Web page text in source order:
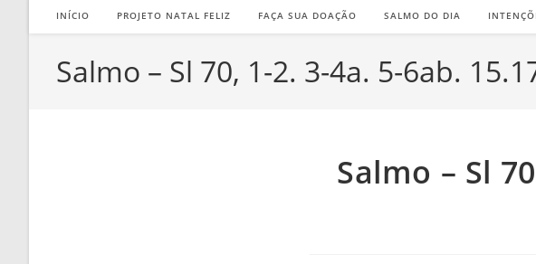
INÍCIO PROJETO NATAL FELIZ FAÇA SUA DOAÇÃO SALMO DO DIA
Salmo – Sl 70, 1-2. 3-4a. 5-6ab.
Salmo – Sl